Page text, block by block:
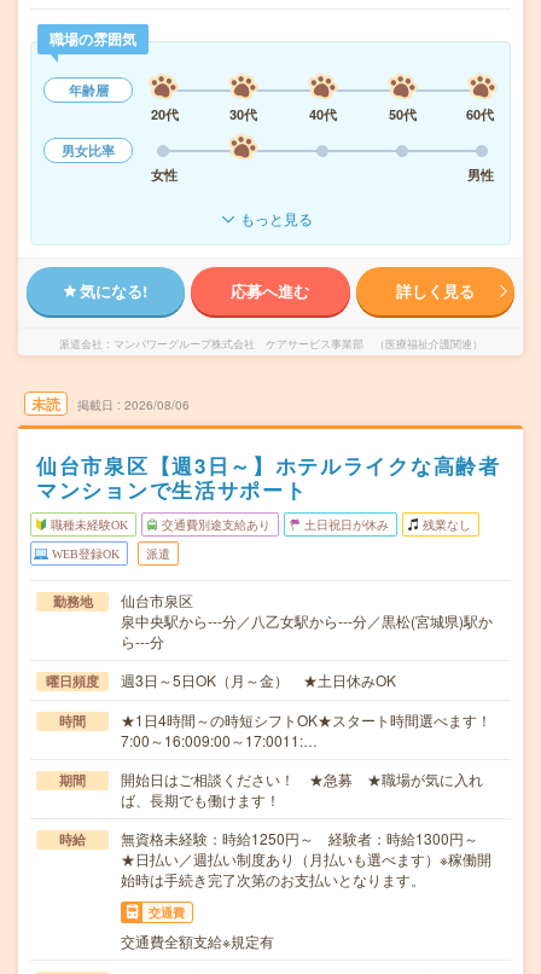
職場の雰囲気
年齢層
20代
30代 40代 50代
60代
男女比率
女性
男性
もっと見る
気になる! 応募へ進む 詳しく見る
派遣会社 マンパワーグループ株式会社 ケアサービス事業部 （医療福祉介護関連）
未読 掲載日 2026/08/06
仙台市泉区【週3日～】ホテルライクな高齢者
マンションで生活サポート
職種未経験OK 交通費別途支給あり 土日祝日が休み 残業なし
WEB登録OK 派遣
勤務地
仙台市泉区
泉中央駅から---分／八乙女駅から---分／黒松(宮城県)駅か
ら---分
曜日頻度 週3日～5日OK（月～金） ★土日休みOK
時間
★1日4時間～の時短シフトOK★スタート時間選べます！
7:00～16:009:00～17:0011:…
期間
開始日はご相談ください！ ★急募 ★職場が気に入れ
ば、長期でも働けます！
時給
無資格未経験：時給1250円～ 経験者：時給1300円～
★日払い／週払い制度あり（月払いも選べます）※稼働開
始時は手続き完了次第のお支払いとなります。
交通費
交通費全額支給※規定有